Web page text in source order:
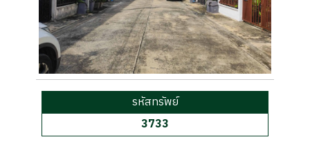
รหัสทรัพย์
3733